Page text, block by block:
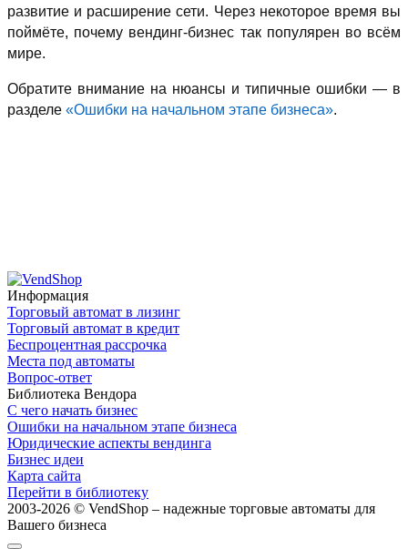
развитие и расширение сети. Через некоторое время вы
поймёте, почему вендинг-бизнес так популярен во всём
мире.
Обратите внимание на нюансы и типичные ошибки — в
разделе «Ошибки на начальном этапе бизнеса».
Информация
Торговый автомат в лизинг
Торговый автомат в кредит
Беспроцентная рассрочка
Места под автоматы
Вопрос-ответ
Библиотека Вендора
С чего начать бизнес
Ошибки на начальном этапе бизнеса
Юридические аспекты вендинга
Бизнес идеи
Карта сайта
Перейти в библиотеку
2003-2026 © VendShop – надежные торговые автоматы для
Вашего бизнеса